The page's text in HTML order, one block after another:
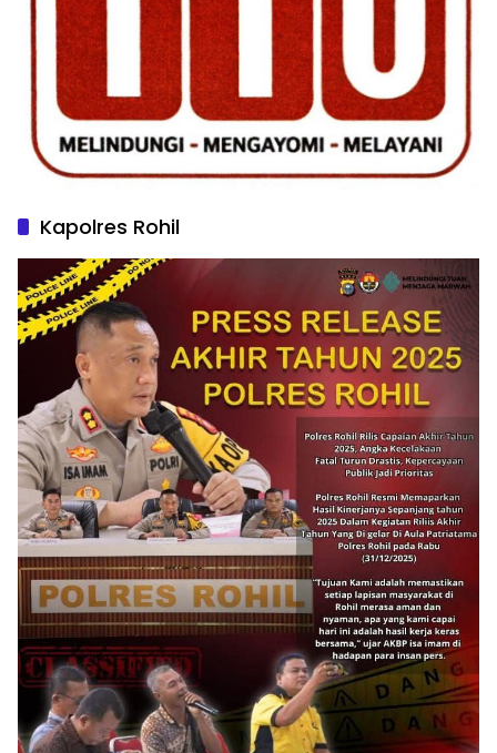
Kapolres Rohil